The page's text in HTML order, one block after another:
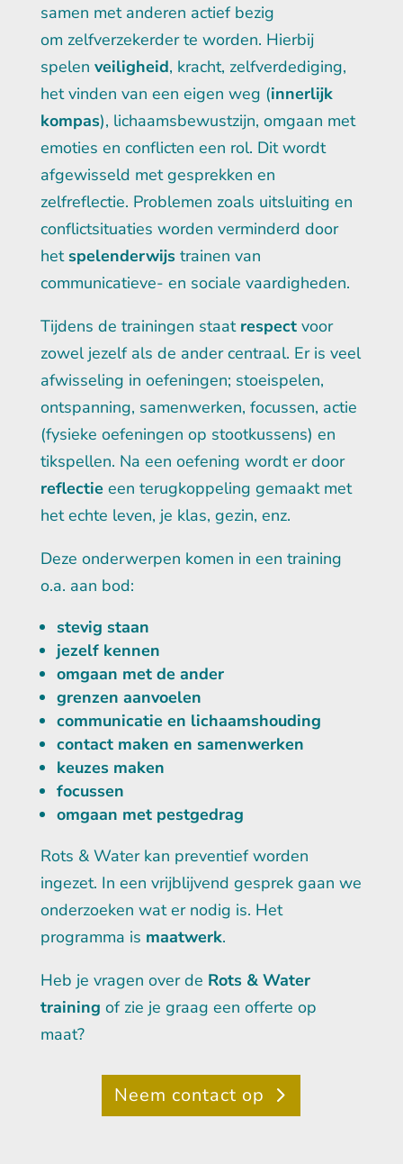
samen met anderen actief bezig
om zelfverzekerder te worden. Hierbij
spelen veiligheid, kracht, zelfverdediging,
het vinden van een eigen weg (innerlijk
kompas), lichaamsbewustzijn, omgaan met
emoties en conflicten een rol. Dit wordt
afgewisseld met gesprekken en
zelfreflectie. Problemen zoals uitsluiting en
conflictsituaties worden verminderd door
het spelenderwijstrainen van
communicatieve- en sociale vaardigheden.
Tijdens de trainingen staatrespectvoor
zowel jezelf als de ander centraal. Er is veel
afwisseling in oefeningen; stoeispelen,
ontspanning, samenwerken, focussen, actie
(fysieke oefeningen op stootkussens) en
tikspellen. Na een oefening wordt er door
reflectieeen terugkoppeling gemaakt met
het echte leven, je klas, gezin, enz.
Deze onderwerpen komen in een training
o.a. aan bod:
stevig staan
jezelf kennen
omgaan met de ander
grenzen aanvoelen
communicatie en lichaamshouding
contact maken en samenwerken
keuzes maken
focussen
omgaan met pestgedrag
Rots & Water kan preventief worden
ingezet. In een vrijblijvend gesprek gaan we
onderzoeken wat er nodig is. Het
programma is maatwerk.
Heb je vragen over de Rots & Water
training of zie je graag een offerte op
maat?
Neem contact op